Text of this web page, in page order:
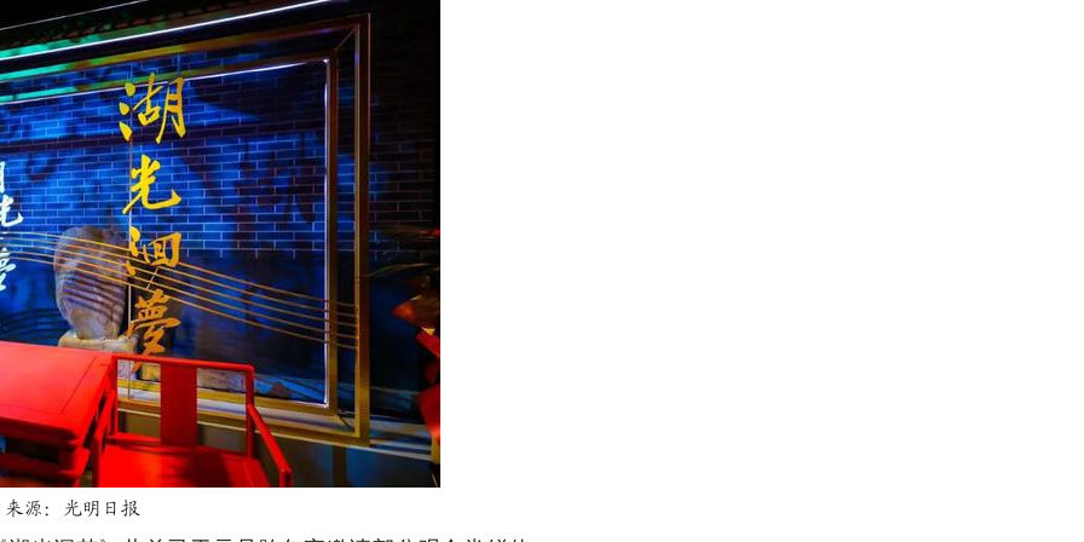
来源：光明日报